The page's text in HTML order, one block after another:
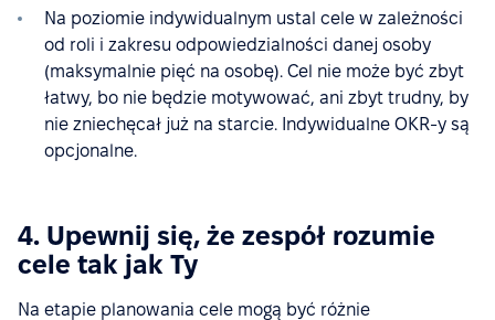
Na poziomie indywidualnym ustal cele w zależności
od roli i zakresu odpowiedzialności danej osoby
(maksymalnie pięć na osobę). Cel nie może być zbyt
łatwy, bo nie będzie motywować, ani zbyt trudny, by
nie zniechęcał już na starcie. Indywidualne OKR-y są
opcjonalne.
4. Upewnij się, że zespół rozumie
cele tak jak Ty
Na etapie planowania cele mogą być różnie